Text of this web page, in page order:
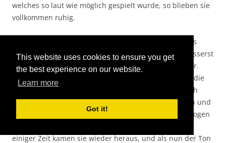
This website uses cookies to ensure you get
the best experience on our website.
Learn more
Got it!
welches so laut wie möglich gespielt wurde, so blieben sie
vollkommen ruhig.
Obgleich sie für Schwingungen in der Luft, die für uns
hörbar sind, unempfänglich sind, so sind sie doch äusserst
empfindlich für Schwingungen in jedem festen Körper.
Wenn die Töpfe, welche die zwei Würmer enthielten, die
für den Klang eines Klaviers vollständig unempfindlich
geblieben waren, auf dies Instrument gestellt wurden und
der Ton c im Bassschlüssel angeschlagen wurde, so zogen
einiger Zeit kamen sie wieder heraus, und als nun der Ton